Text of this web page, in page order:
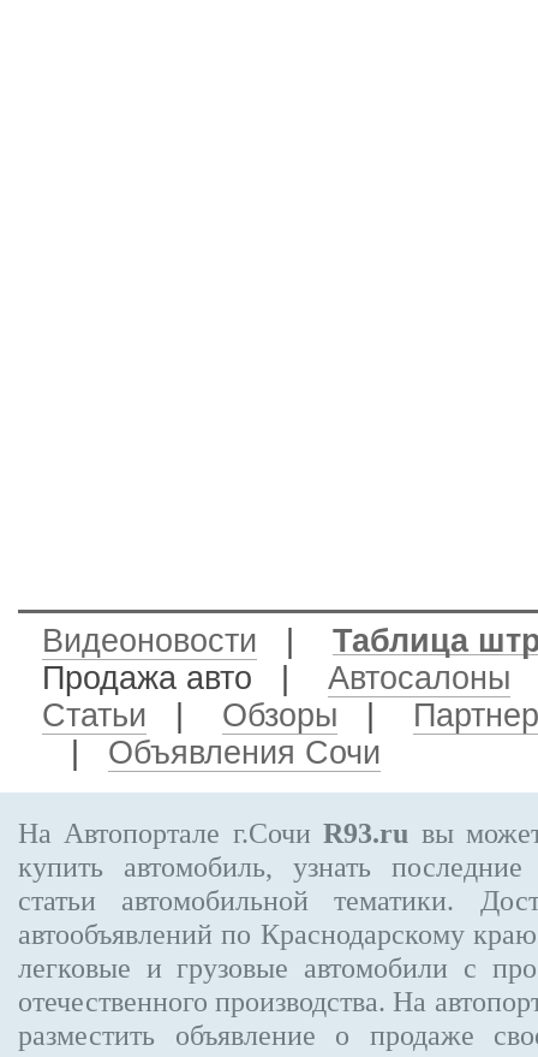
Видеоновости
Таблица
Продажа авто
Автосалоны
Статьи
Обзоры
Объявления Сочи
На Автопортале г.СочиR93.ru вы
купить автомобиль, узнать
статьи автомобильной тематики.
автообъявлений по Краснодарскому
легковые и грузовые автомобили с
отечественного производства. На
разместить объявление о продаже